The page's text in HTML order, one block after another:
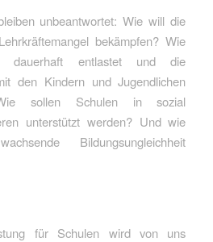
unbeantwortet: Wie will die
bekämpfen? Wie
dauerhaft entlastet und die
den Kindern und Jugendlichen
sollen Schulen in sozial
unterstützt werden? Und wie
Bildungsungleichheit
für Schulen wird von uns